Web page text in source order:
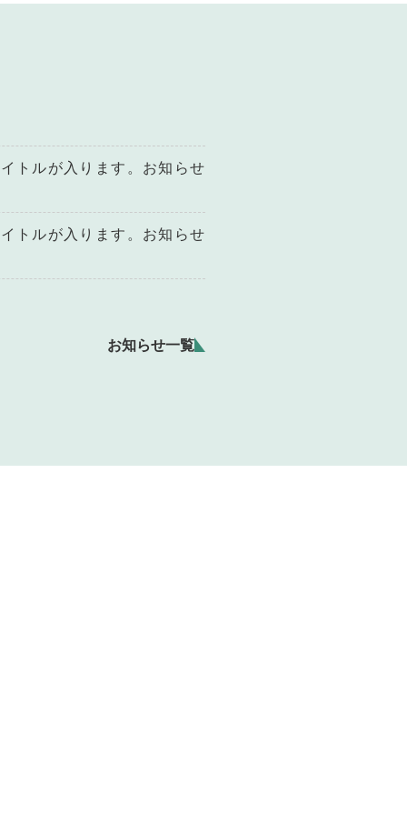
トルが入ります。お知らせ
トルが入ります。お知らせ
お知らせ一覧